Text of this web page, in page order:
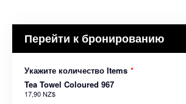
Перейти к бронированию
Укажите количество Items *
Tea Towel Coloured 967
17,90 NZ$